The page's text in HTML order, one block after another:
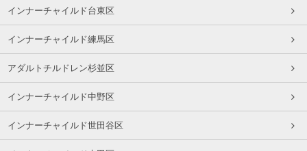
インナーチャイルド台東区
インナーチャイルド練馬区
アダルトチルドレン杉並区
インナーチャイルド中野区
インナーチャイルド世田谷区